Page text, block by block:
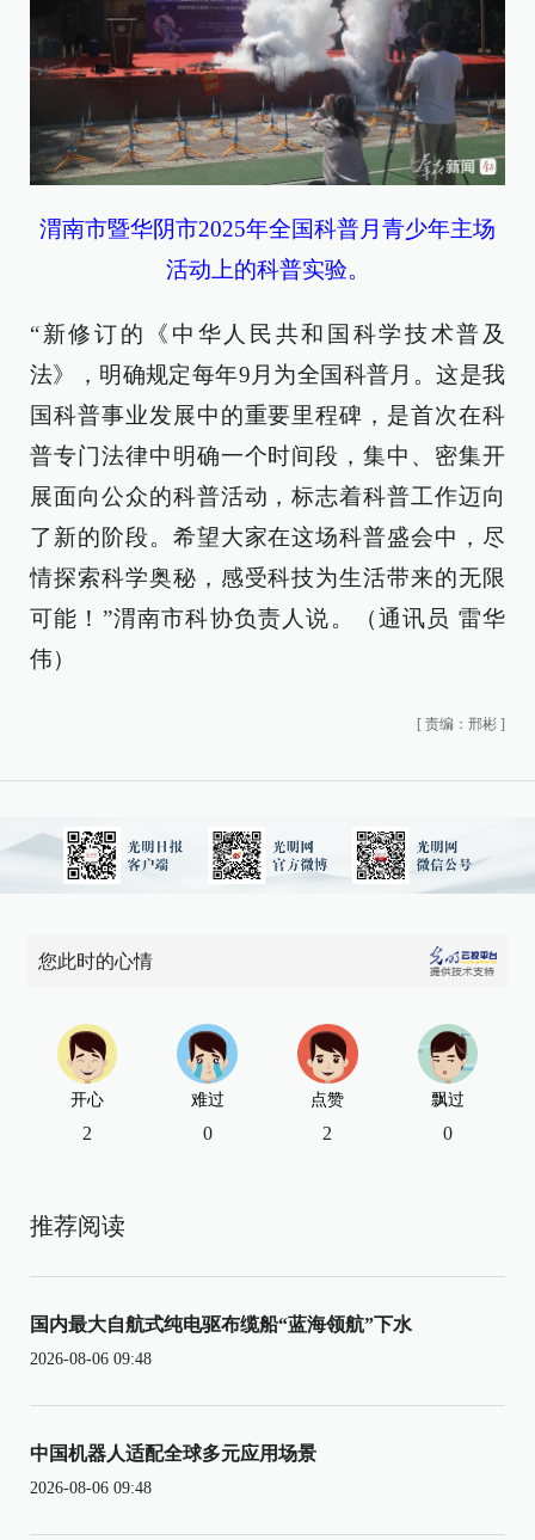
渭南市暨华阴市2025年全国科普月青少年主场
活动上的科普实验。
“新修订的《中华人民共和国科学技术普及
法》，明确规定每年9月为全国科普月。这是我
国科普事业发展中的重要里程碑，是首次在科
普专门法律中明确一个时间段，集中、密集开
展面向公众的科普活动，标志着科普工作迈向
了新的阶段。希望大家在这场科普盛会中，尽
情探索科学奥秘，感受科技为生活带来的无限
可能！”渭南市科协负责人说。（通讯员 雷华
伟）
[ 责编：邢彬 ]
您此时的心情
开心
2
难过
0
点赞
2
飘过
0
推荐阅读
国内最大自航式纯电驱布缆船“蓝海领航”下水
2026-08-06 09:48
中国机器人适配全球多元应用场景
2026-08-06 09:48